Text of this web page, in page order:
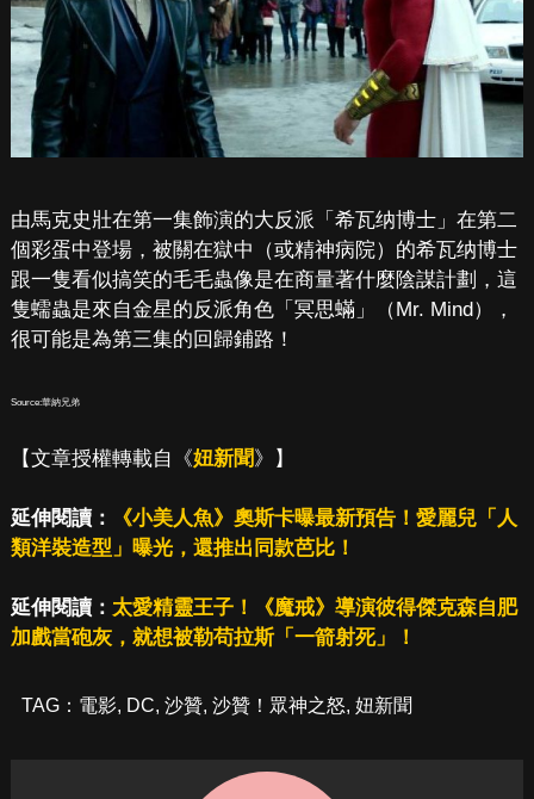
由馬克史壯在第一集飾演的大反派「希瓦纳博士」在第二
個彩蛋中登場，被關在獄中（或精神病院）的希瓦纳博士
跟一隻看似搞笑的毛毛蟲像是在商量著什麼陰謀計劃，這
隻蠕蟲是來自金星的反派角色「冥思蟎」（Mr. Mind），
很可能是為第三集的回歸鋪路！
Source:華納兄弟
【文章授權轉載自《妞新聞》】
延伸閱讀：
《小美人魚》奧斯卡曝最新預告！愛麗兒「人
類洋裝造型」曝光，還推出同款芭比！
延伸閱讀： 太愛精靈王子！《魔戒》導演彼得傑克森自肥
加戲當砲灰，就想被勒苟拉斯「一箭射死」！
TAG： 電影, DC, 沙贊, 沙贊！眾神之怒, 妞新聞